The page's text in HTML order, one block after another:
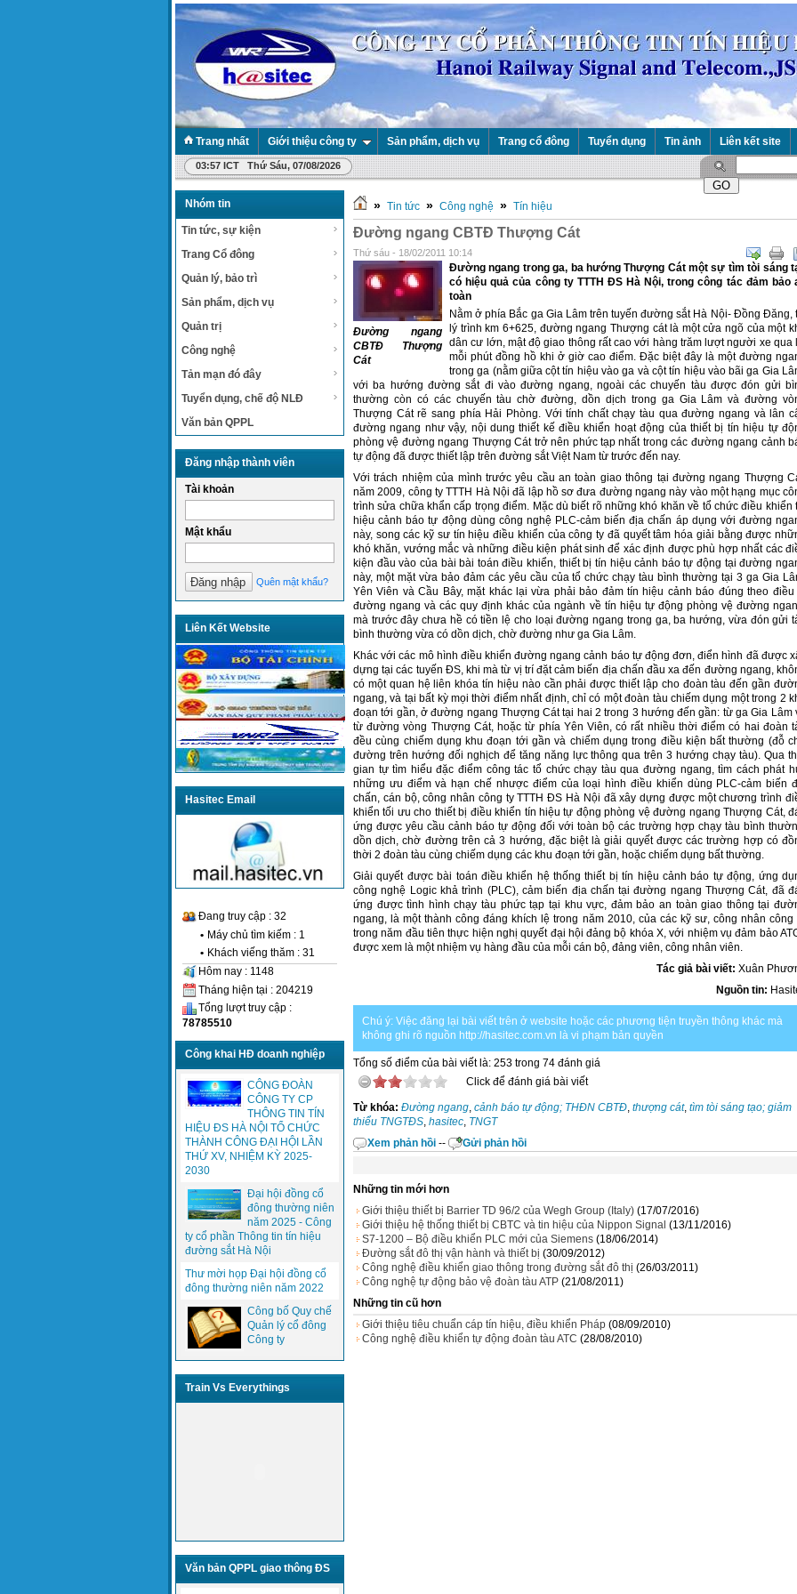
Trang nhất Giới thiệu công ty Sản phẩm, dịch vụ Trang cổ đông Tuyển dụng Tin ảnh Liên kết site
03:57 ICT Thứ Sáu, 07/08/2026
Nhóm tin
Tin tức, sự kiện
Trang Cổ đông
Quản lý, bảo trì
Sản phẩm, dịch vụ
Quản trị
Công nghệ
Tản mạn đó đây
Tuyển dụng, chế độ NLĐ
Văn bản QPPL
Đăng nhập thành viên
Tài khoản
Mật khẩu
Quên mật khẩu?
Liên Kết Website
Hasitec Email
Đang truy cập : 32
• Máy chủ tìm kiếm : 1
• Khách viếng thăm : 31
Hôm nay : 1148
Tháng hiện tại : 204219
Tổng lượt truy cập :
78785510
Công khai HĐ doanh nghiệp
CÔNG ĐOÀN
CÔNG TY CP
THÔNG TIN TÍN
HIỆU ĐS HÀ NỘI TỔ CHỨC
THÀNH CÔNG ĐẠI HỘI LẦN
THỨ XV, NHIỆM KỲ 2025-
2030
Đại hội đồng cổ
đông thường niên
năm 2025 - Công
ty cổ phần Thông tin tín hiệu
đường sắt Hà Nội
Thư mời họp Đại hội đồng cổ
đông thường niên năm 2022
Công bố Quy chế
Quản lý cổ đông
Công ty
Train Vs Everythings
Văn bản QPPL giao thông ĐS
» Tin tức » Công nghệ » Tín hiệu
Đường ngang CBTĐ Thượng Cát
Thứ sáu - 18/02/2011 10:14
Đường ngang
CBTĐ Thượng
Cát
Đường ngang trong ga, ba hướng Thượng Cát một sự tìm tòi sáng
có hiệu quả của công ty TTTH ĐS Hà Nội, trong công tác đảm bảo
toàn
Nằm ở phía Bắc ga Gia Lâm trên tuyến đường sắt Hà Nội- Đồng Đăng,
lý trình km 6+625, đường ngang Thượng cát là một cửa ngõ của một
dân cư lớn, mật độ giao thông rất cao với hàng trăm lượt người xe qua
mỗi phút đồng hồ khi ở giờ cao điểm. Đặc biệt đây là một đường
trong ga (nằm giữa cột tín hiệu vào ga và cột tín hiệu vào bãi ga Gia
với ba hướng đường sắt đi vào đường ngang, ngoài các chuyến tàu được đón gửi
thường còn có các chuyến tàu chờ đường, dồn dịch trong ga Gia Lâm và đường
Thượng Cát rẽ sang phía Hải Phòng. Với tính chất chạy tàu qua đường ngang và lân
đường ngang như vậy, nội dung thiết kế điều khiển hoạt động của thiết bị tín hiệu tự
phòng vệ đường ngang Thượng Cát trở nên phức tạp nhất trong các đường ngang cảnh
tự động đã được thiết lập trên đường sắt Việt Nam từ trước đến nay.
Với trách nhiệm của mình trước yêu cầu an toàn giao thông tại đường ngang Thượng
năm 2009, công ty TTTH Hà Nội đã lập hồ sơ đưa đường ngang này vào một hạng mục
trình sửa chữa khẩn cấp trọng điểm. Mặc dù biết rõ những khó khăn về tổ chức điều khiển
hiệu cảnh báo tự động dùng công nghệ PLC-cảm biến địa chấn áp dụng với đường
này, song các kỹ sư tín hiệu điều khiển của công ty đã quyết tâm hóa giải bằng được
khó khăn, vướng mắc và những điều kiện phát sinh để xác định được phù hợp nhất các
kiện đầu vào của bài bài toán điều khiển, thiết bị tín hiệu cảnh báo tự động tại đường
này, một mặt vừa bảo đảm các yêu cầu của tổ chức chạy tàu bình thường tại 3 ga Gia
Yên Viên và Cầu Bây, mặt khác lại vừa phải bảo đảm tín hiệu cảnh báo đúng theo điều
đường ngang và các quy định khác của ngành về tín hiệu tự động phòng vệ đường
mà trước đây chưa hề có tiền lệ cho loại đường ngang trong ga, ba hướng, vừa đón gửi
bình thường vừa có dồn dịch, chờ đường như ga Gia Lâm.
Khác với các mô hình điều khiển đường ngang cảnh báo tự động đơn, điển hình đã được
dựng tại các tuyến ĐS, khi mà từ vị trí đặt cảm biến địa chấn đầu xa đến đường ngang,
có một quan hệ liên khóa tín hiệu nào cần phải được thiết lập cho đoàn tàu đến gần
ngang, và tại bất kỳ mọi thời điểm nhất định, chỉ có một đoàn tàu chiếm dụng một trong 2
đoạn tới gần, ở đường ngang Thượng Cát tại hai 2 trong 3 hướng đến gần: từ ga Gia Lâm
từ đường vòng Thượng Cát, hoặc từ phía Yên Viên, có rất nhiều thời điểm có hai đoàn
đều cùng chiếm dụng khu đoạn tới gần và chiếm dụng trong điều kiện bất thường (đỗ
đường trên hướng đối nghịch để tăng năng lực thông qua trên 3 hướng chạy tàu). Qua
gian tự tìm hiểu đặc điểm công tác tổ chức chạy tàu qua đường ngang, tìm cách phát
những ưu điểm và hạn chế nhược điểm của loại hình điều khiển dùng PLC-cảm biến
chấn, cán bộ, công nhân công ty TTTH ĐS Hà Nội đã xây dựng được một chương trình
khiển tối ưu cho thiết bị điều khiển tín hiệu tự động phòng vệ đường ngang Thượng Cát,
ứng được yêu cầu cảnh báo tự động đối với toàn bộ các trường hợp chạy tàu bình
dồn dịch, chờ đường trên cả 3 hướng, đặc biệt là giải quyết được các trường hợp có
thời 2 đoàn tàu cùng chiếm dụng các khu đoạn tới gần, hoặc chiếm dụng bất thường.
Giải quyết được bài toán điều khiển hệ thống thiết bị tín hiệu cảnh báo tự động, ứng
công nghệ Logic khả trình (PLC), cảm biến địa chấn tại đường ngang Thượng Cát, đã
ứng được tình hình chạy tàu phức tạp tại khu vực, đảm bảo an toàn giao thông tại
ngang, là một thành công đáng khích lệ trong năm 2010, của các kỹ sư, công nhân công
trong năm đầu tiên thực hiện nghị quyết đại hội đảng bộ khóa X, với nhiệm vụ đảm bảo
được xem là một nhiệm vụ hàng đầu của mỗi cán bộ, đảng viên, công nhân viên.
Tác giả bài viết: Xuân
Nguồn tin:
Chú ý: Việc đăng lại bài viết trên ở website hoặc các phương tiện truyền thông khác mà
không ghi rõ nguồn http://hasitec.com.vn là vi phạm bản quyền
Tổng số điểm của bài viết là: 253 trong 74 đánh giá
Click để đánh giá bài viết
Từ khóa: Đường ngang, cảnh báo tự động; THĐN CBTĐ, thượng cát, tìm tòi sáng tạo; giảm
thiểu TNGTĐS, hasitec, TNGT
Xem phản hồi -- Gửi phản hồi
Những tin mới hơn
Giới thiệu thiết bị Barrier TD 96/2 của Wegh Group (Italy) (17/07/2016)
Giới thiệu hệ thống thiết bị CBTC và tin hiệu của Nippon Signal (13/11/2016)
S7-1200 – Bộ điều khiển PLC mới của Siemens (18/06/2014)
Đường sắt đô thị vận hành và thiết bị (30/09/2012)
Công nghệ điều khiển giao thông trong đường sắt đô thị (26/03/2011)
Công nghệ tự động bảo vệ đoàn tàu ATP (21/08/2011)
Những tin cũ hơn
Giới thiệu tiêu chuẩn cáp tín hiệu, điều khiển Pháp (08/09/2010)
Công nghệ điều khiển tự động đoàn tàu ATC (28/08/2010)